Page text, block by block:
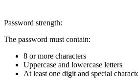
Password strength:
The password must contain:
8 or more characters
Uppercase and lowercase letters
At least one digit and special